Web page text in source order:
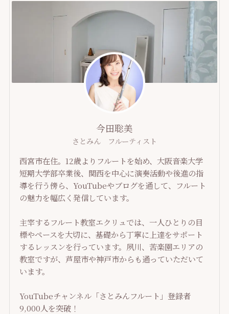
今田聡美
さとみん フルーティスト
西宮市在住。12歳よりフルートを始め、大阪音楽大学
短期大学部卒業後、関西を中心に演奏活動や後進の指
導を行う傍ら、YouTubeやブログを通して、フルート
の魅力を幅広く発信しています。
主宰するフルート教室エクリュでは、一人ひとりの目
標やペースを大切に、基礎から丁寧に上達をサポート
するレッスンを行っています。夙川、苦楽園エリアの
教室ですが、芦屋市や神戸市からも通っていただいて
います。
YouTubeチャンネル「さとみんフルート」登録者
9,000人を突破！